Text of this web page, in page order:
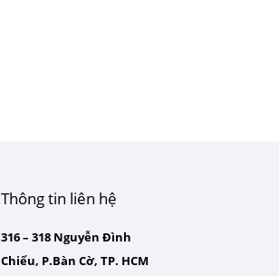
Thông tin liên hệ
316 – 318 Nguyễn Đình
Chiểu, P.Bàn Cờ, TP. HCM